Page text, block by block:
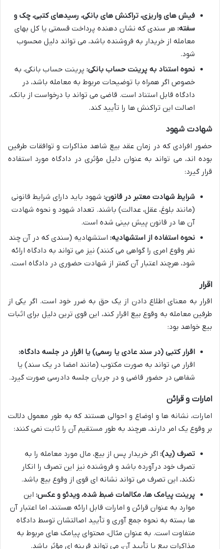
فیش های واریزی، تراکنش های بانکی، رسیدهای کتبی، چک و
سفته: هر سندی که نشان دهنده پرداخت قسمتی یا کل بهای
معامله از خریدار به فروشنده باشد، می تواند دلیل محسوب
شود.
نحوه استناد به پرینت حساب بانکی: پرینت حساب بانکی، به
خصوص اگر همراه با توضیحات مربوط به معامله باشد، در
دادگاه قابل استناد است. قاضی می تواند با درخواست از بانک،
اصالت این تراکنش ها را تأیید کند.
شهادت شهود
حضور افرادی که در زمان عقد بیع شاهد مذاکرات و توافقات طرفین
بوده اند، می تواند به عنوان دلیل مؤثری در دادگاه مورد استفاده
قرار گیرد:
شرایط شهادت معتبر در قانون: شهود باید دارای شرایط قانونی
(مانند بلوغ، عقل، عدالت) باشند. تعداد شهود و نحوه شهادت
آن ها در قانون پیش بینی شده است.
نحوه استفاده از استشهادیه: استشهادیه (سندی که در آن چند
نفر وقوع امری را گواهی می کنند) نیز می تواند به دادگاه ارائه
شود، هرچند اعتبار آن کمتر از شهادت حضوری در دادگاه است.
اقرار
اقرار به معنای اطلاع دادن از یک حق به ضرر خود است. اگر یکی از
طرفین معامله به وقوع بیع اقرار کند، این قوی ترین دلیل برای اثبات
بیع خواهد بود:
اقرار کتبی (در سند عادی یا رسمی) یا اقرار در جلسه دادگاه:
اقرار می تواند به صورت مکتوب (مانند امضا در یک سند) یا
شفاهی در حضور قاضی و در جریان جلسه دادرسی صورت گیرد.
امارات و قرائن
امارات، نشانه ها و اوضاع و احوالی هستند که به طور معمول دلالت
بر وقوع یک امر دارند، هرچند به طور مستقیم آن را ثابت نمی کنند:
تصرف (ید): اگر خریدار پس از بیع، مال مورد معامله را به
تصرف خود درآورده باشد و فروشنده نیز این تصرف را انکار
نکند، این تصرف می تواند نشانه ای قوی از وقوع بیع باشد.
پرینت پیامک ها، مکالمات ضبط شده، ویدئو و عکس: این
موارد به عنوان قرائن و امارات قابل ارائه هستند، اما اعتبار آن
ها بسته به نحوه جمع آوری و تأیید اصالتشان توسط دادگاه
متفاوت است. به عنوان مثال، محتوای پیامک های مربوط به
مذاکرات بیع یا تأیید آن، می تواند قرینه ای مؤثر باشد.